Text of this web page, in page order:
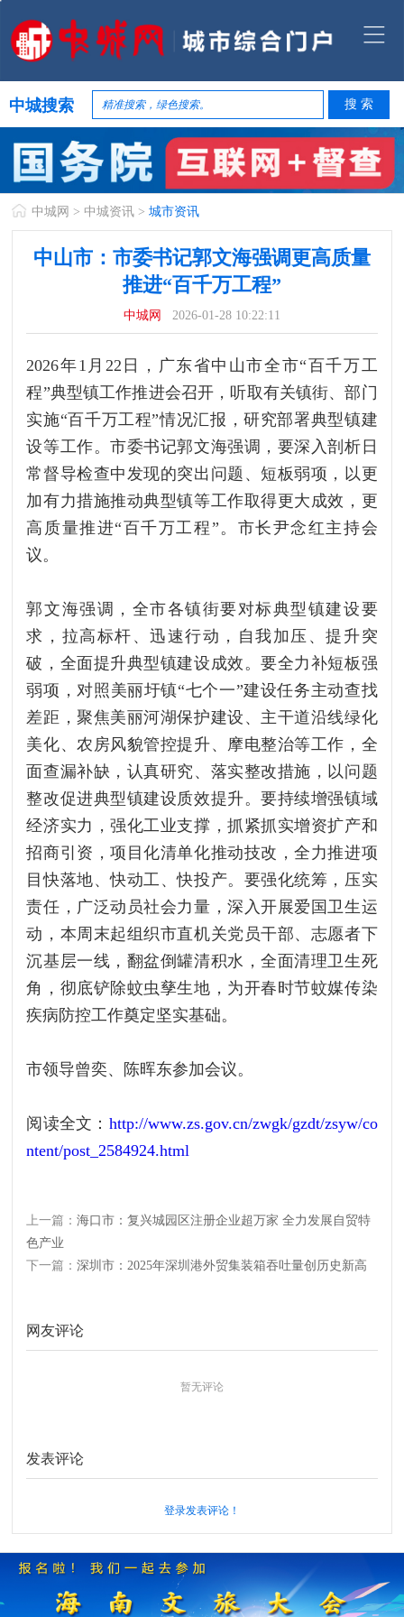
中城搜索
中城网 > 中城资讯 >城市资讯
中山市：市委书记郭文海强调更高质量
推进“百千万工程”
中城网 2026-01-28 10:22:11
2026年1月22日，广东省中山市全市“百千万工
程”典型镇工作推进会召开，听取有关镇街、部门
实施“百千万工程”情况汇报，研究部署典型镇建
设等工作。市委书记郭文海强调，要深入剖析日
常督导检查中发现的突出问题、短板弱项，以更
加有力措施推动典型镇等工作取得更大成效，更
高质量推进“百千万工程”。市长尹念红主持会
议。
郭文海强调，全市各镇街要对标典型镇建设要
求，拉高标杆、迅速行动，自我加压、提升突
破，全面提升典型镇建设成效。要全力补短板强
弱项，对照美丽圩镇“七个一”建设任务主动查找
差距，聚焦美丽河湖保护建设、主干道沿线绿化
美化、农房风貌管控提升、摩电整治等工作，全
面查漏补缺，认真研究、落实整改措施，以问题
整改促进典型镇建设质效提升。要持续增强镇域
经济实力，强化工业支撑，抓紧抓实增资扩产和
招商引资，项目化清单化推动技改，全力推进项
目快落地、快动工、快投产。要强化统筹，压实
责任，广泛动员社会力量，深入开展爱国卫生运
动，本周末起组织市直机关党员干部、志愿者下
沉基层一线，翻盆倒罐清积水，全面清理卫生死
角，彻底铲除蚊虫孳生地，为开春时节蚊媒传染
疾病防控工作奠定坚实基础。
市领导曾奕、陈晖东参加会议。
阅读全文： http://www.zs.gov.cn/zwgk/gzdt/zsyw/co
ntent/post_2584924.html
上一篇：海口市：复兴城园区注册企业超万家 全力发展自贸特
色产业
下一篇：深圳市：2025年深圳港外贸集装箱吞吐量创历史新高
网友评论
暂无评论
发表评论
登录发表评论！